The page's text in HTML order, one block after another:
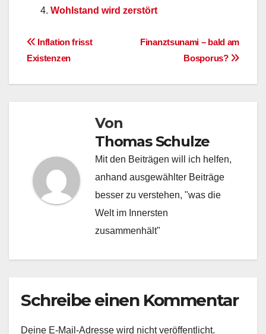
Wohlstand wird zerstört
Beitragsnavigation
Finanztsunami – bald am
Bosporus?
Inflation frisst
Existenzen
Von
Thomas Schulze
Mit den Beiträgen will ich helfen,
anhand ausgewählter Beiträge
besser zu verstehen, "was die
Welt im Innersten
zusammenhält"
Schreibe einen Kommentar
Deine E-Mail-Adresse wird nicht veröffentlicht.